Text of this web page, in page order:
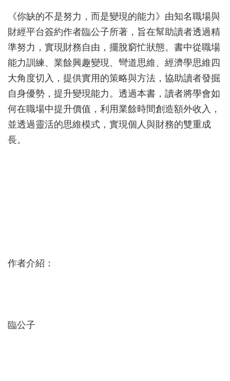
《你缺的不是努力，而是變現的能力》由知名職場與
財經平台簽約作者臨公子所著，旨在幫助讀者透過精
準努力，實現財務自由，擺脫窮忙狀態。書中從職場
能力訓練、業餘興趣變現、彎道思維、經濟學思維四
大角度切入，提供實用的策略與方法，協助讀者發掘
自身優勢，提升變現能力。透過本書，讀者將學會如
何在職場中提升價值，利用業餘時間創造額外收入，
並透過靈活的思維模式，實現個人與財務的雙重成
長。
作者介紹：
臨公子